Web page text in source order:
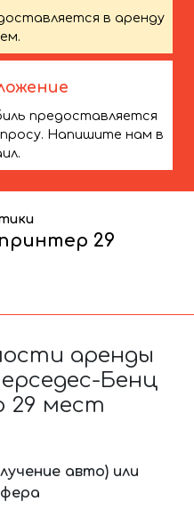
в аренду
предоставляется
Напишите нам в
29
аренды
Бенц
29 мест
авто) или